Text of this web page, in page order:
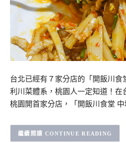
台北已經有７家分店的「開飯川食
利川菜體系，桃園人一定知道！在
桃園開首家分店，「開飯川食堂
CONTINUE READING